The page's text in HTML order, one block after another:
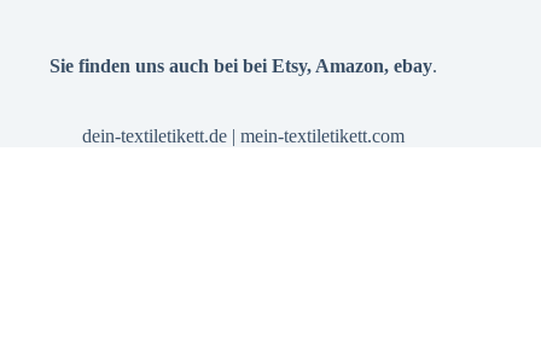
Sie finden uns auch bei beiEtsy, Amazon,ebay.
dein-textiletikett.de |mein-textiletikett.com